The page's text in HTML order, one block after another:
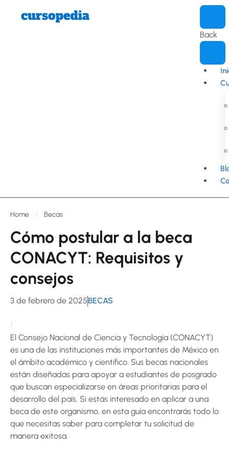
Back
Home Becas
Cómo postular a la beca
CONACYT: Requisitos y
consejos
3 de febrero de 2025BECAS
El Consejo Nacional de Ciencia y Tecnología (CONACYT)
es una de las instituciones más importantes de México en
el ámbito académico y científico. Sus becas nacionales
están diseñadas para apoyar a estudiantes de posgrado
que buscan especializarse en áreas prioritarias para el
desarrollo del país. Si estás interesado en aplicar a una
beca de este organismo, en esta guía encontrarás todo lo
que necesitas saber para completar tu solicitud de
manera exitosa.